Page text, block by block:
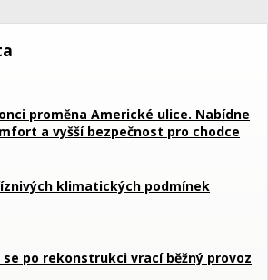
proměna Americké ulice. Nabídne
a vyšší bezpečnost pro chodce
klimatických podmínek
se po rekonstrukci vrací běžný provoz